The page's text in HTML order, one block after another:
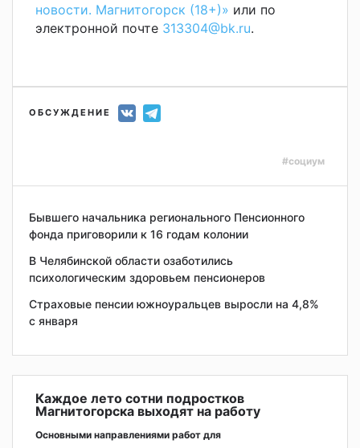
новости. Магнитогорск (18+)» или по
электронной почте 313304@bk.ru.
ОБСУЖДЕНИЕ
#социум
Бывшего начальника регионального Пенсионного
фонда приговорили к 16 годам колонии
В Челябинской области озаботились
психологическим здоровьем пенсионеров
Страховые пенсии южноуральцев выросли на 4,8%
с января
Каждое лето сотни подростков
Магнитогорска выходят на работу
Основными направлениями работ для